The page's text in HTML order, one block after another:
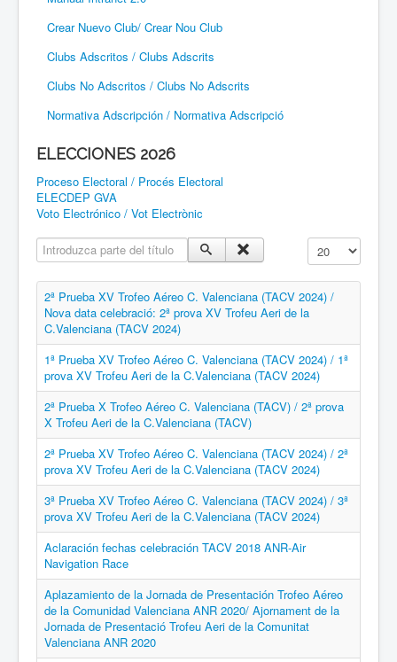
Crear Nuevo Club/ Crear Nou Club
Clubs Adscritos / Clubs Adscrits
Clubs No Adscritos / Clubs No Adscrits
Normativa Adscripción / Normativa Adscripció
ELECCIONES 2026
Proceso Electoral / Procés Electoral
ELECDEP GVA
Voto Electrónico / Vot Electrònic
Introduzca parte del título
Cantidad a
2ª Prueba XV Trofeo Aéreo C. Valenciana (TACV 2024) /
Nova data celebració: 2ª prova XV Trofeu Aeri de la
C.Valenciana (TACV 2024)
1ª Prueba XV Trofeo Aéreo C. Valenciana (TACV 2024) / 1ª
prova XV Trofeu Aeri de la C.Valenciana (TACV 2024)
2ª Prueba X Trofeo Aéreo C. Valenciana (TACV) / 2ª prova
X Trofeu Aeri de la C.Valenciana (TACV)
2ª Prueba XV Trofeo Aéreo C. Valenciana (TACV 2024) / 2ª
prova XV Trofeu Aeri de la C.Valenciana (TACV 2024)
3ª Prueba XV Trofeo Aéreo C. Valenciana (TACV 2024) / 3ª
prova XV Trofeu Aeri de la C.Valenciana (TACV 2024)
Aclaración fechas celebración TACV 2018 ANR-Air
Navigation Race
Aplazamiento de la Jornada de Presentación Trofeo Aéreo
de la Comunidad Valenciana ANR 2020/ Ajornament de la
Jornada de Presentació Trofeu Aeri de la Comunitat
Valenciana ANR 2020